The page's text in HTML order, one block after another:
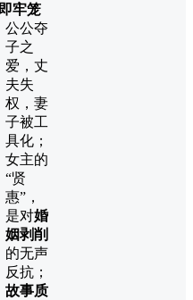
牢笼
公公夺
子之
爱，丈
夫失
权，妻
子被工
具化；
女主的
“贤
惠”，
是对婚
姻剥削
的无声
反抗；
故事质